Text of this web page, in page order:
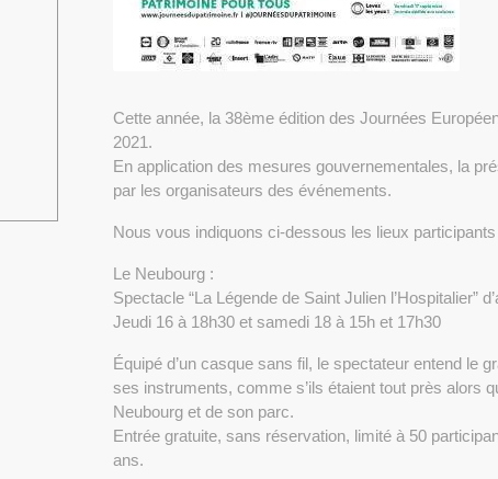
Cette année, la 38ème édition des Journées
2021.
En application des mesures gouvernementales, la
par les organisateurs des événements.
Nous vous indiquons ci-dessous les lieux
Le Neubourg :
Spectacle “La Légende de Saint Julien l’Hospitalier”
Jeudi 16 à 18h30 et samedi 18 à 15h et 17h30
Équipé d’un casque sans fil, le spectateur entend le
ses instruments, comme s’ils étaient tout près alors
Neubourg et de son parc.
Entrée gratuite, sans réservation, limité à 50
ans.